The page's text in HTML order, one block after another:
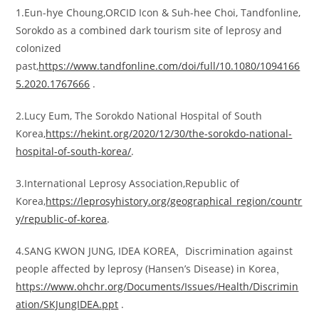
1.Eun-hye Choung,ORCID Icon & Suh-hee Choi, Tandfonline,
Sorokdo as a combined dark tourism site of leprosy and
colonized
past,https://www.tandfonline.com/doi/full/10.1080/1094166
5.2020.1767666 .
2.Lucy Eum, The Sorokdo National Hospital of South
Korea,https://hekint.org/2020/12/30/the-sorokdo-national-
hospital-of-south-korea/.
3.International Leprosy Association,Republic of
Korea,https://leprosyhistory.org/geographical_region/countr
y/republic-of-korea.
4.SANG KWON JUNG, IDEA KOREA
Discrimination against
people affected by leprosy (Hansen’s Disease) in Korea
https://www.ohchr.org/Documents/Issues/Health/Discrimin
ation/SKJungIDEA.ppt .